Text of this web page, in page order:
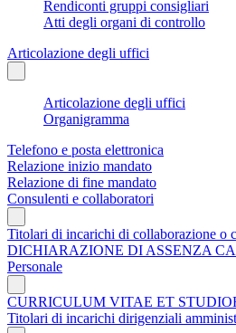
Rendiconti gruppi consigliari
Atti degli organi di controllo
Articolazione degli uffici
Articolazione degli uffici
Organigramma
Telefono e posta elettronica
Relazione inizio mandato
Relazione di fine mandato
Consulenti e collaboratori
Titolari di incarichi di collaborazione o
DICHIARAZIONE DI ASSENZA
Personale
CURRICULUM VITAE ET
Titolari di incarichi dirigenziali